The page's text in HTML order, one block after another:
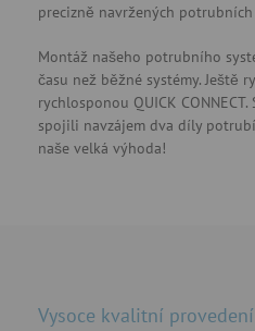
precizně navržených potrubních
Montáž našeho potrubního
času než běžné systémy. Ještě
rychlosponou QUICK
spojili navzájem dva díly
naše velká výhoda!
Vysoce kvalitní provedení